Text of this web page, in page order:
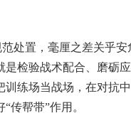
处置，毫厘之差关乎
检验战术配合、磨砺
练场当战场，在对抗
传帮带”作用。